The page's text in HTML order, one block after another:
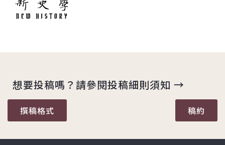
想要投稿嗎？請參閱投稿細則須知 →
撰稿格式 稿約